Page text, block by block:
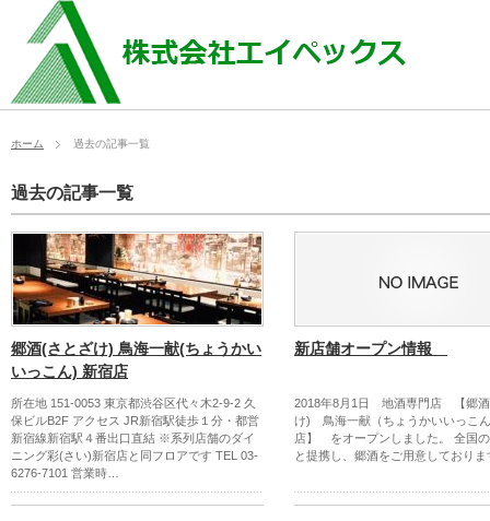
ホーム 過去の記事一覧
過去の記事一覧
郷酒(さとざけ) 鳥海一献(ちょうかい
いっこん) 新宿店
所在地 151-0053 東京都渋谷区代々木2-9-2 久
保ビルB2F アクセス JR新宿駅徒歩１分・都営
新宿線新宿駅４番出口直結 ※系列店舗のダイ
ニング彩(さい)新宿店と同フロアです TEL 03-
6276-7101 営業時…
新店舗オープン情報
2018年8月1日 地酒専門店 【郷酒
け) 鳥海一献（ちょうかいいっこ
店】 をオープンしました。 全国
と提携し、郷酒をご用意しておりま